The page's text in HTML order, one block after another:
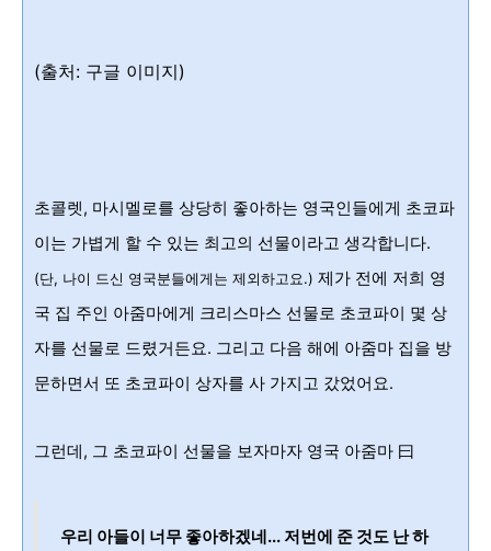
(출처: 구글 이미지)
초콜렛, 마시멜로를 상당히 좋아하는 영국인들에게 초코파
이는 가볍게 할 수 있는 최고의 선물이라고 생각합니다.
(단, 나이 드신 영국분들에게는 제외하고요.) 제가 전에 저희 영
국 집 주인 아줌마에게 크리스마스 선물로 초코파이 몇 상
자를 선물로 드렸거든요. 그리고 다음 해에 아줌마 집을 방
문하면서 또 초코파이 상자를 사 가지고 갔었어요.
그런데, 그 초코파이 선물을 보자마자 영국 아줌마 曰
우리 아들이 너무 좋아하겠네 ... 저번에 준 것도 난 하